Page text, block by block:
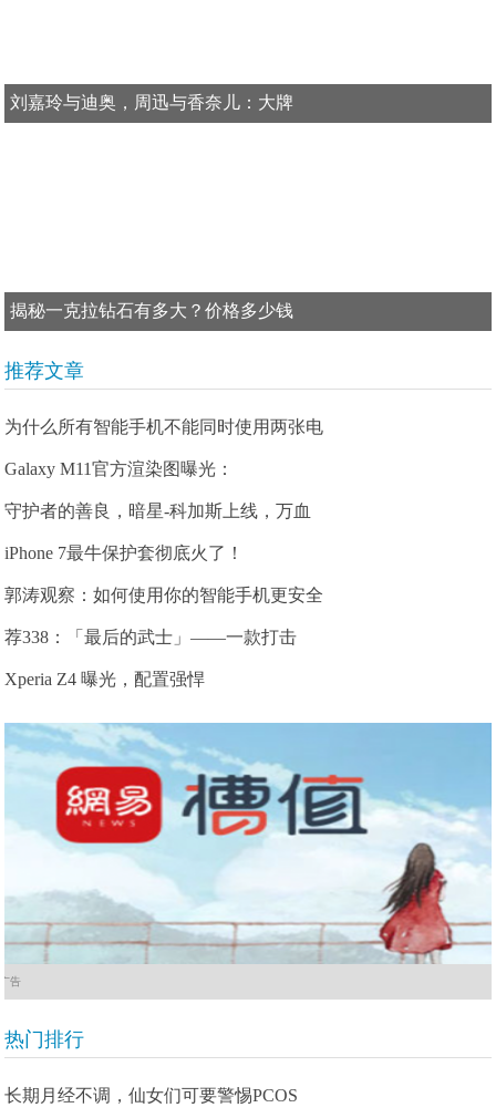
刘嘉玲与迪奥，周迅与香奈儿：大牌
揭秘一克拉钻石有多大？价格多少钱
推荐文章
为什么所有智能手机不能同时使用两张电
Galaxy M11官方渲染图曝光：
守护者的善良，暗星-科加斯上线，万血
iPhone 7最牛保护套彻底火了！
郭涛观察：如何使用你的智能手机更安全
荐338：「最后的武士」——一款打击
Xperia Z4 曝光，配置强悍
广告
热门排行
长期月经不调，仙女们可要警惕PCOS